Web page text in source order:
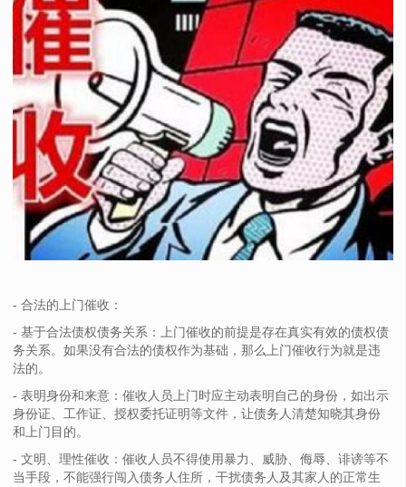
- 合法的上门催收：
- 基于合法债权债务关系：上门催收的前提是存在真实有效的债权债
务关系。如果没有合法的债权作为基础，那么上门催收行为就是违
法的。
- 表明身份和来意：催收人员上门时应主动表明自己的身份，如出示
身份证、工作证、授权委托证明等文件，让债务人清楚知晓其身份
和上门目的。
- 文明、理性催收：催收人员不得使用暴力、威胁、侮辱、诽谤等不
当手段，不能强行闯入债务人住所，干扰债务人及其家人的正常生